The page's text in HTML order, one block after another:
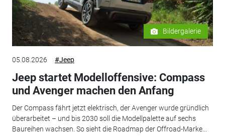
Bildergalerie
05.08.2026 #Jeep
Jeep startet Modelloffensive: Compass
und Avenger machen den Anfang
Der Compass fährt jetzt elektrisch, der Avenger wurde gründlich
überarbeitet – und bis 2030 soll die Modellpalette auf sechs
Baureihen wachsen. So sieht die Roadmap der Offroad-Marke...